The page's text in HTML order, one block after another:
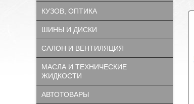
КУЗОВ, ОПТИКА
ШИНЫ И ДИСКИ
САЛОН И ВЕНТИЛЯЦИЯ
МАСЛА И ТЕХНИЧЕСКИЕ
ЖИДКОСТИ
АВТОТОВАРЫ